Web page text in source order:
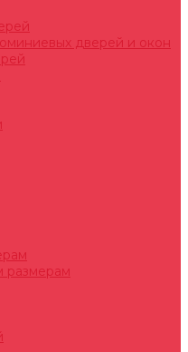
дверей и окон
размерам